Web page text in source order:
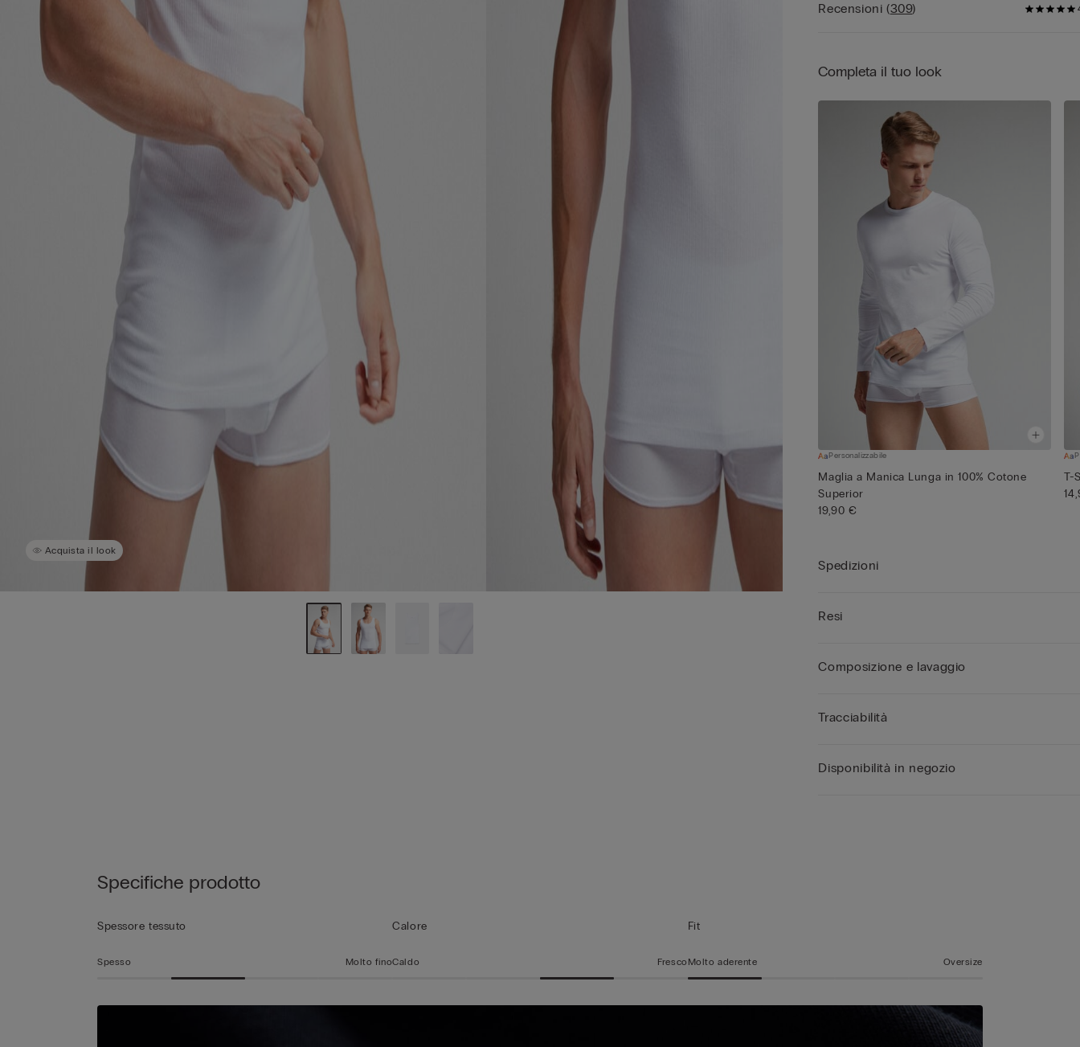
Acquista il look
Recensioni (309)
Completa il tuo look
Personalizzabile
Maglia a Manica Lunga in 100% Cotone
Superior
19,90 €
T-
Spedizioni
Resi
Composizione e lavaggio
Tracciabilità
Disponibilità in negozio
Specifiche prodotto
Spessore tessuto
Spesso Molto fino
Calore
Caldo Fresco
Fit
Molto aderente Oversize